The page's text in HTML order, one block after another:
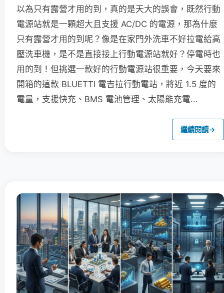
以為只有露營才用的到，真的是天大的誤會，既然行動
電源站就是一顆超大且支援 AC/DC 的電源，那為什麼
只有露營才用的到呢？像是在家門外洗車不好拉電給高
壓洗車機，是不是直接接上行動電源站就好？停電時也
用的到！但挑選一款好的行動電源站很重要，今天要來
開箱的這款 BLUETTI 電吉拉行動電站，將近 1.5 度的
電量，支援快充、BMS 電池管理、太陽能充電...
繼續閱讀→